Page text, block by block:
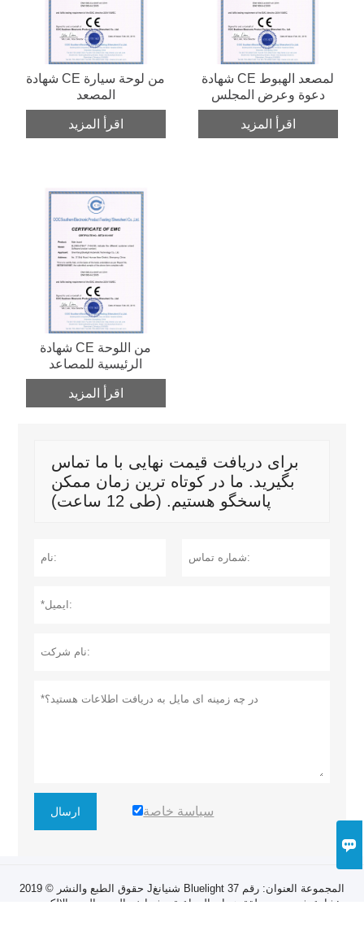

شهادة CE من لوحة سيارة
المصعد
اقرأ المزيد
شهادة CE لمصعد الهبوط
دعوة وعرض المجلس
اقرأ المزيد
شهادة CE من اللوحة
الرئيسية للمصاعد
اقرأ المزيد
برای دریافت قیمت نهایی با ما تماس
بگیرید. ما در کوتاه ترین زمان ممکن
پاسخگو هستیم. (طی 12 ساعت)
ارسال سياسة خاصة
حقوق الطبع والنشر © 2019 Jشنيانغ Bluelight المجموعة العنوان: رقم 37
شارع شيجي ، منطقة هونان الصناعية ، شنيانغ ، الصين البريد الإلكتروني: